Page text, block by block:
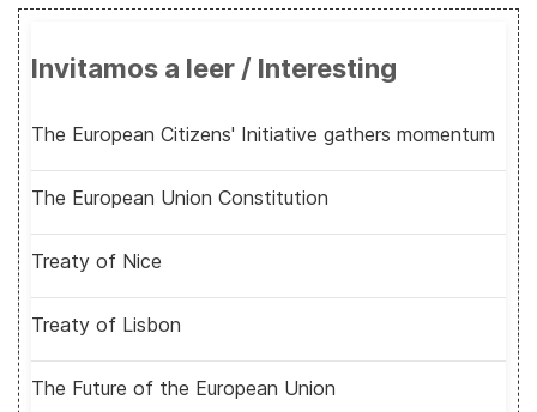
Invitamos a leer / Interesting
The European Citizens' Initiative gathers momentum
The European Union Constitution
Treaty of Nice
Treaty of Lisbon
The Future of the European Union